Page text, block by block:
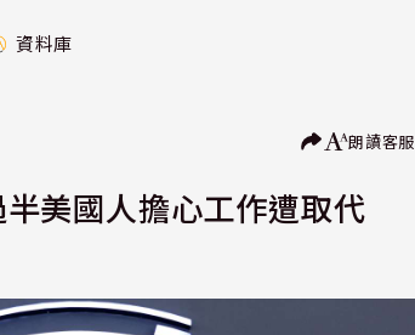
資料庫
朗讀客服
美國人擔心工作遭取代